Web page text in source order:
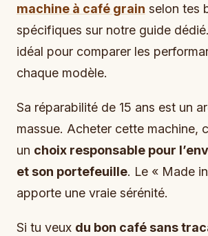
machine à café grain selon tes
spécifiques sur notre guide dédié.
idéal pour comparer les
chaque modèle.
Sa réparabilité de 15 ans est un
massue. Acheter cette machine,
un choix responsable pour
et son portefeuille. Le « Made
apporte une vraie sérénité.
Si tu veux du bon café sans